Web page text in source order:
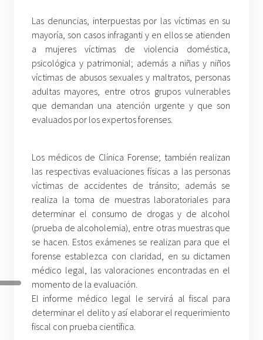
Las denuncias, interpuestas por las víctimas en su
mayoría, son casos infraganti y en ellos se atienden
a mujeres víctimas de violencia doméstica,
psicológica y patrimonial; además a niñas y niños
víctimas de abusos sexuales y maltratos, personas
adultas mayores, entre otros grupos vulnerables
que demandan una atención urgente y que son
evaluados por los expertos forenses.
Los médicos de Clínica Forense; también realizan
las respectivas evaluaciones físicas a las personas
víctimas de accidentes de tránsito; además se
realiza la toma de muestras laboratoriales para
determinar el consumo de drogas y de alcohol
(prueba de alcoholemia), entre otras muestras que
se hacen. Estos exámenes se realizan para que el
forense establezca con claridad, en su dictamen
médico legal, las valoraciones encontradas en el
momento de la evaluación.
El informe médico legal le servirá al fiscal para
determinar el delito y así elaborar el requerimiento
fiscal con prueba científica.